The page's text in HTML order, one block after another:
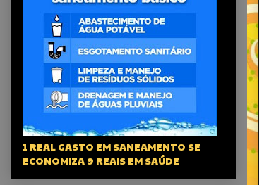
1 REAL GASTO EM SANEAMENTO SE
ECONOMIZA 9 REAIS EM SAÚDE